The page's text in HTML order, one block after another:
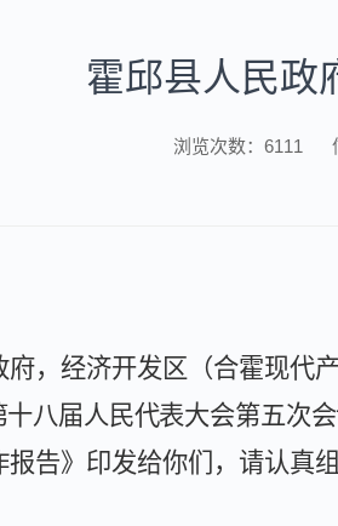
霍邱县人民政
浏览次数： 6111
，经济开发区（合霍现代
十八届人民代表大会第五次
告》印发给你们，请认真